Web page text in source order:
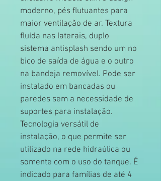
moderno, pés flutuantes para
maior ventilação de ar. Textura
fluída nas laterais, duplo
sistema antisplash sendo um no
bico de saída de água e o outro
na bandeja removível. Pode ser
instalado em bancadas ou
paredes sem a necessidade de
suportes para instalação.
Tecnologia versátil de
instalação, o que permite ser
utilizado na rede hidraúlica ou
somente com o uso do tanque. É
indicado para famílias de até 4